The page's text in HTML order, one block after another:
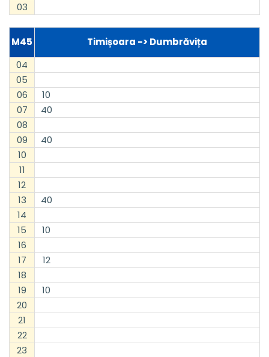
03
M45
Timișoara -> Dumbrăvița
04
05
06
10
07
40
08
09
40
10
11
12
13
40
14
15
10
16
17
12
18
19
10
20
21
22
23